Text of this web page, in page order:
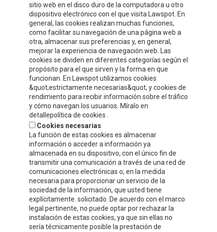
sitio web en el disco duro de la computadora u otro
dispositivo electrónico con el que visita Lawspot. En
general, las cookies realizan muchas funciones,
como facilitar su navegación de una página web a
otra, almacenar sus preferencias y, en general,
mejorar la experiencia de navegación web. Las
cookies se dividen en diferentes categorías según el
propósito para el que sirven y la forma en que
funcionan. En Lawspot utilizamos cookies
&quot;estrictamente necesarias&quot; y cookies de
rendimiento para recibir información sobre el tráfico
y cómo navegan los usuarios. Míralo en
detallepolítica de cookies .
Cookies necesarias
La función de estas cookies es almacenar
información o acceder a información ya
almacenada en su dispositivo, con el único fin de
transmitir una comunicación a través de una red de
comunicaciones electrónicas o, en la medida
necesaria para proporcionar un servicio de la
sociedad de la información, que usted tiene
explícitamente. solicitado. De acuerdo con el marco
legal pertinente, no puede optar por rechazar la
instalación de estas cookies, ya que sin ellas no
sería técnicamente posible la prestación de
INFORMACIÓN DE CONTACTO
Compre y Compare S.A.U.
Polígono Tejerías Sur, Calle Torrecilla, 42
26500 - Calahorra (La Rioja)
+34 941 132 803
info@celorrio.com
ZONA PRIVADA
¡ESCRÍBENOS!